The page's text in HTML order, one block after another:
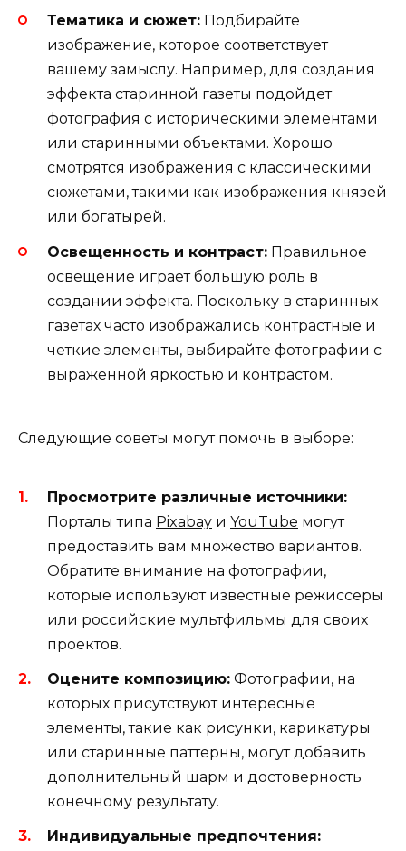
Тематика и сюжет: Подбирайте
изображение, которое соответствует
вашему замыслу. Например, для создания
эффекта старинной газеты подойдет
фотография с историческими элементами
или старинными объектами. Хорошо
смотрятся изображения с классическими
сюжетами, такими как изображения князей
или богатырей.
Освещенность и контраст: Правильное
освещение играет большую роль в
создании эффекта. Поскольку в старинных
газетах часто изображались контрастные и
четкие элементы, выбирайте фотографии с
выраженной яркостью и контрастом.
Следующие советы могут помочь в выборе:
Просмотрите различные источники:
Порталы типа Pixabay и YouTube могут
предоставить вам множество вариантов.
Обратите внимание на фотографии,
которые используют известные режиссеры
или российские мультфильмы для своих
проектов.
Оцените композицию: Фотографии, на
которых присутствуют интересные
элементы, такие как рисунки, карикатуры
или старинные паттерны, могут добавить
дополнительный шарм и достоверность
конечному результату.
Индивидуальные предпочтения: